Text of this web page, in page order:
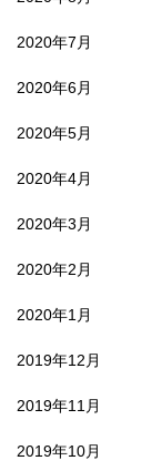
2020年7月
2020年6月
2020年5月
2020年4月
2020年3月
2020年2月
2020年1月
2019年12月
2019年11月
2019年10月